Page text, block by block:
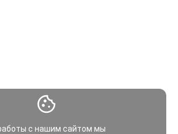
с нашим сайтом мы